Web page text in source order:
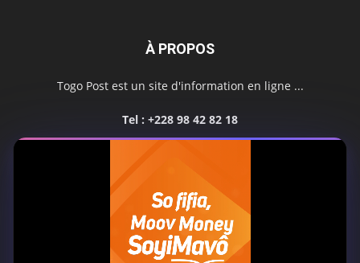
À PROPOS
Togo Post est un site d'information en ligne ...
Tel : +228 98 42 82 18
SUIVEZ NOUS